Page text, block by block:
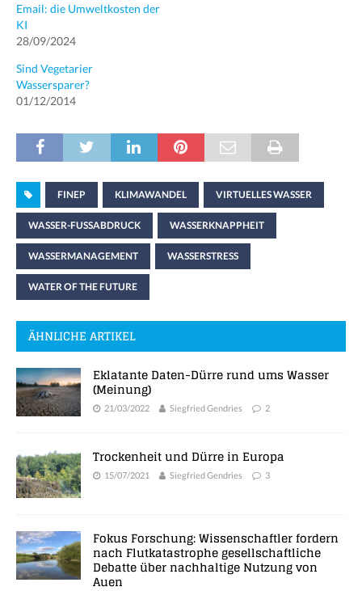
Email: die Umweltkosten der
KI
28/09/2024
Sind Vegetarier
Wassersparer?
01/12/2014
FINEP KLIMAWANDEL VIRTUELLES WASSER
WASSER-FUSSABDRUCK WASSERKNAPPHEIT
WASSERMANAGEMENT WASSERSTRESS
WATER OF THE FUTURE
ÄHNLICHE ARTIKEL
Eklatante Daten-Dürre rund ums Wasser
(Meinung)
21/03/2022 Siegfried Gendries 2
Trockenheit und Dürre in Europa
15/07/2021 Siegfried Gendries 3
Fokus Forschung: Wissenschaftler fordern
nach Flutkatastrophe gesellschaftliche
Debatte über nachhaltige Nutzung von
Auen